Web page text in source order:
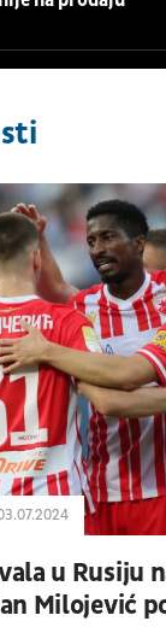
u Rusiju
Milojević